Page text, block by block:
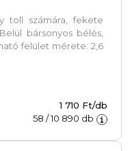
toll számára, fekete
bársonyos bélés,
felület mérete: 2,6
1 710 Ft/db
58 /10 890 db